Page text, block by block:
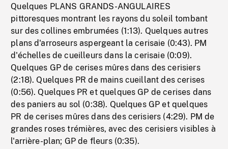
Quelques PLANS GRANDS-ANGULAIRES
pittoresques montrant les rayons du soleil tombant
sur des collines embrumées (1:13). Quelques autres
plans d'arroseurs aspergeant la cerisaie (0:43). PM
d'échelles de cueilleurs dans la cerisaie (0:09).
Quelques GP de cerises mûres dans des cerisiers
(2:18). Quelques PR de mains cueillant des cerises
(0:56). Quelques PR et quelques GP de cerises dans
des paniers au sol (0:38). Quelques GP et quelques
PR de cerises mûres dans des cerisiers (4:29). PM de
grandes roses trémières, avec des cerisiers visibles à
l'arrière-plan; GP de fleurs (0:35).